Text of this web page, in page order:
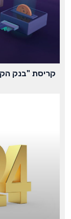
קריסת "בנק